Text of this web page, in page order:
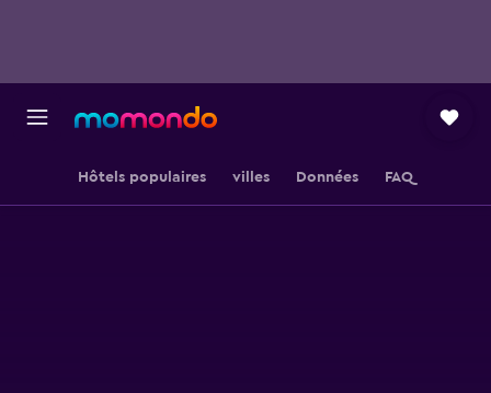
Hôtels populaires villes Données FAQ